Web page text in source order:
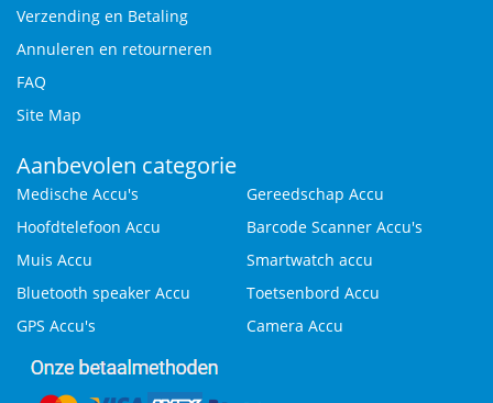
Verzending en Betaling
Annuleren en retourneren
FAQ
Site Map
Aanbevolen categorie
Medische Accu's
Gereedschap Accu
Hoofdtelefoon Accu
Barcode Scanner Accu's
Muis Accu
Smartwatch accu
Bluetooth speaker Accu
Toetsenbord Accu
GPS Accu's
Camera Accu